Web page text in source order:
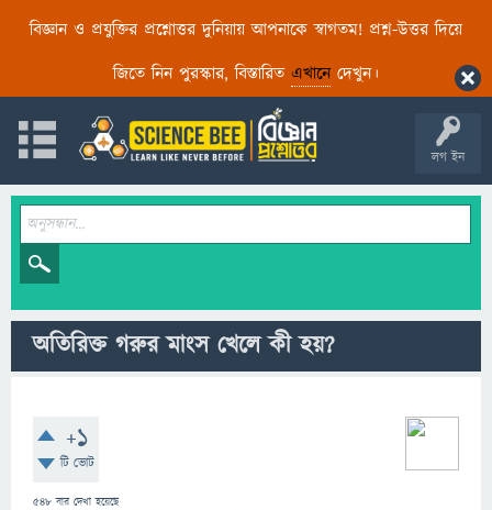
বিজ্ঞান ও প্রযুক্তির প্রশ্নোত্তর দুনিয়ায় আপনাকে স্বাগতম! প্রশ্ন-উত্তর দিয়ে
জিতে নিন পুরস্কার, বিস্তারিত এখানেদেখুন।
লগ ইন
অতিরিক্ত গরুর মাংস খেলে কী হয়?
+1
টি ভোট
548 বার দেখা হয়েছে